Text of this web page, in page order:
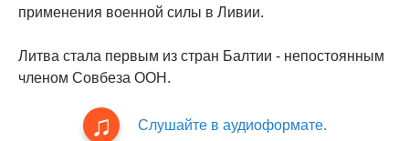
применения военной силы в Ливии.
Литва стала первым из стран Балтии - непостоянным
членом Совбеза ООН.
Слушайте в аудиоформате.